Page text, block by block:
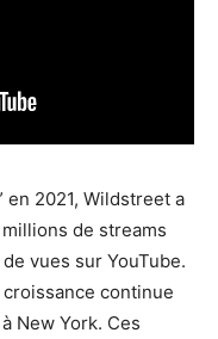
en 2021, Wildstreet a
de streams
vues sur YouTube.
continue
New York. Ces